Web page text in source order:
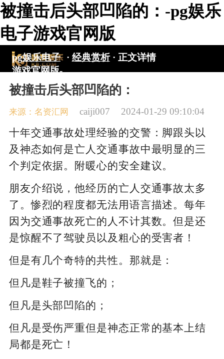
被撞击后头部凹陷的：-pg娱乐
电子游戏官网版
pg娱乐电子
游戏官网版-
pg电子游戏
入口
· 经典赏析 · 正文详情
被撞击后头部凹陷的：
来源：名资汇网 caiji007 2024-01-29 09:10:04
十年交通事故处理经验的交警：脚跟头以
及神态如何是亡人交通事故中最明显的三
个判定依据。附暖心的安全建议。
朋友介绍说，他经历的亡人交通事故太多
了。惨烈的程度都无法用语言描述。每年
因为交通事故死亡的人不计其数。但是还
是惊醒不了驾驶员以及粗心的受害者！
但是有几个奇特的共性。那就是：
但凡是鞋子被撞飞的；
但凡是头部凹陷的；
但凡是受伤严重但是神态正常的基本上结
局都是死亡！